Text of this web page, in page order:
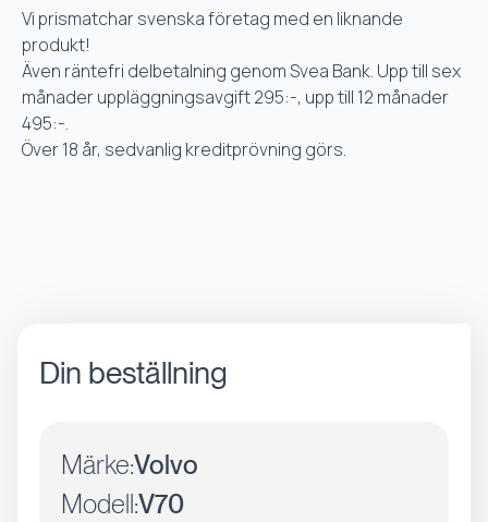
Vi prismatchar svenska företag med en liknande
produkt!
Även räntefri delbetalning genom Svea Bank. Upp till sex
månader uppläggningsavgift 295:-, upp till 12 månader
495:-.
Över 18 år, sedvanlig kreditprövning görs.
Din beställning
Märke:Volvo
Modell:V70